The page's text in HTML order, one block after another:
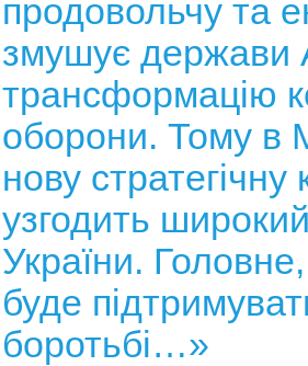
продовольчу та
змушує держави
трансформацію
оборони. Тому в
нову
узгодить
України.
буде
боротьбі…»